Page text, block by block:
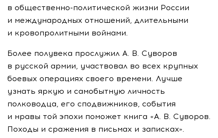
в общественно-политической жизни России
и международных отношений, длительными
и кровопролитными войнами.
Более полувека прослужил А. В. Суворов
в русской армии, участвовал во всех крупных
боевых операциях своего времени. Лучше
узнать яркую и самобытную личность
полководца, его сподвижников, события
и нравы той эпохи поможет книга «А. В. Суворов.
Походы и сражения в письмах и записках».